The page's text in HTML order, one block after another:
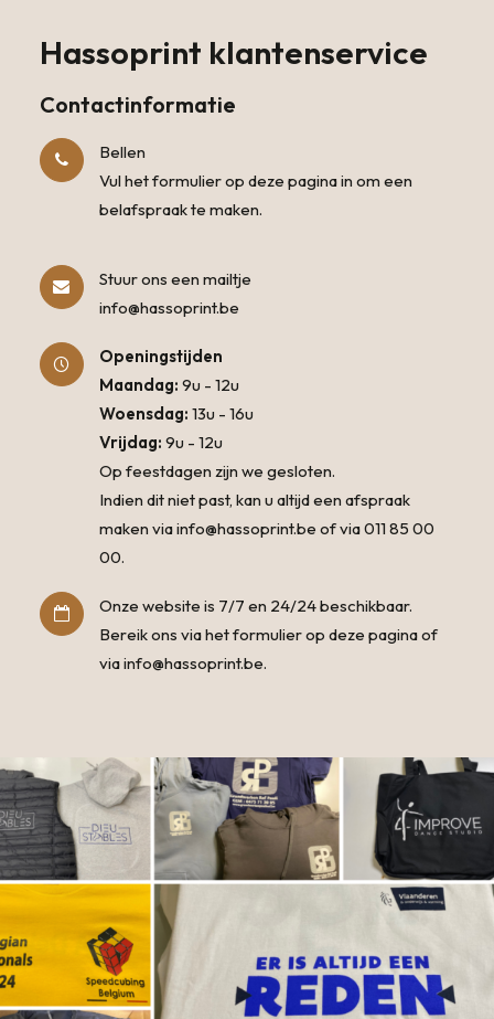
Hassoprint klantenservice
Contactinformatie
Bellen
Vul het formulier op deze pagina in om een
belafspraak te maken.
Stuur ons een mailtje
info@hassoprint.be
Openingstijden
Maandag: 9u - 12u
Woensdag: 13u - 16u
Vrijdag: 9u - 12u
Op feestdagen zijn we gesloten.
Indien dit niet past, kan u altijd een afspraak
maken viainfo@hassoprint.be of via011 85 00
00.
Onze website is 7/7 en 24/24 beschikbaar.
Bereik ons via het formulier op deze pagina of
viainfo@hassoprint.be.